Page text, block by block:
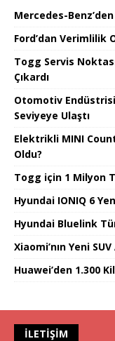
Mercedes-
Ford’dan Verimlilik
Togg Servis
Çıkardı
Otomotiv
Seviyeye Ulaştı
Elektrikli MINI
Oldu?
Togg için 1 Milyon
Hyundai IONIQ 6
Hyundai Bluelink
Xiaomi’nın Yeni
Huawei’den 1.300
İLETIŞIM